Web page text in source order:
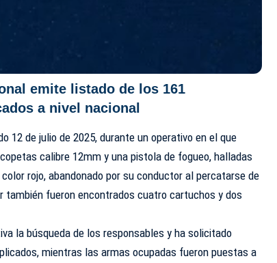
emite listado de los 161
a nivel nacional
12 de julio de 2025, durante un operativo en el que
calibre 12mm y una pistola de fogueo, halladas
rojo, abandonado por su conductor al percatarse de
también fueron encontrados cuatro cartuchos y dos
la búsqueda de los responsables y ha solicitado
mientras las armas ocupadas fueron puestas a